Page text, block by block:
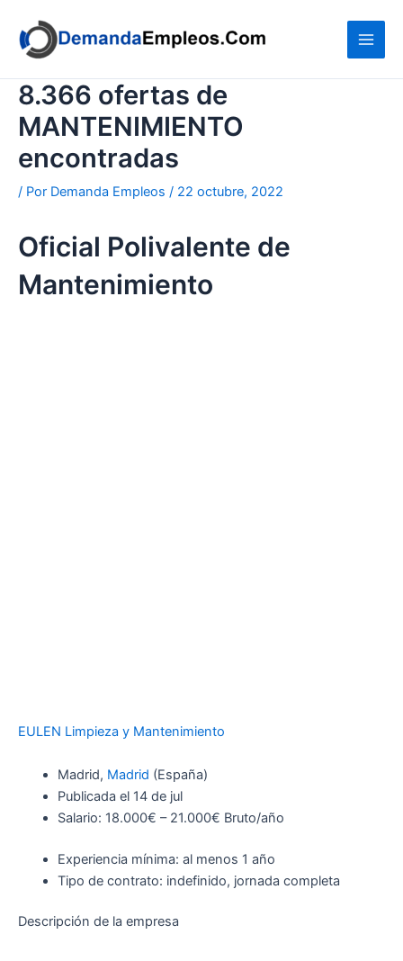
contenido
8.366 ofertas de
MANTENIMIENTO
encontradas
/ Por Demanda Empleos / 22 octubre, 2022
Oficial Polivalente de
Mantenimiento
EULEN Limpieza y Mantenimiento
Madrid, Madrid (España)
Publicada el 14 de jul
Salario: 18.000€ – 21.000€ Bruto/año
Experiencia mínima: al menos 1 año
Tipo de contrato: indefinido, jornada completa
Descripción de la empresa